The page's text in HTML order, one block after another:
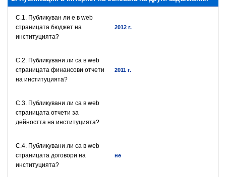
C.1. Публикуван ли е в web
страницата бюджет на
институцията?
2012 г.
C.2. Публикувани ли са в web
страницата финансови отчети
на институцията?
2011 г.
C.3. Публикувани ли са в web
страницата отчети за
дейността на институцията?
C.4. Публикувани ли са в web
страницата договори на
институцията?
не